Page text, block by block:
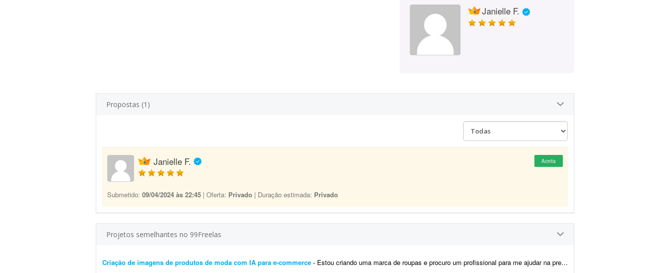
Janielle F.
Propostas (1)
Janielle F. Aceita
Submetido: 09/04/2024 às 22:45 | Oferta: Privado | Duração estimada: Privado
Projetos semelhantes no 99Freelas
Criação de imagens de produtos de moda com IA para e-commerce - Estou criando uma marca de roupas e procuro um profissional para me ajudar na preparação das artes, montagem dos produtos e criação das imagens para e-commerce e an&uacu...